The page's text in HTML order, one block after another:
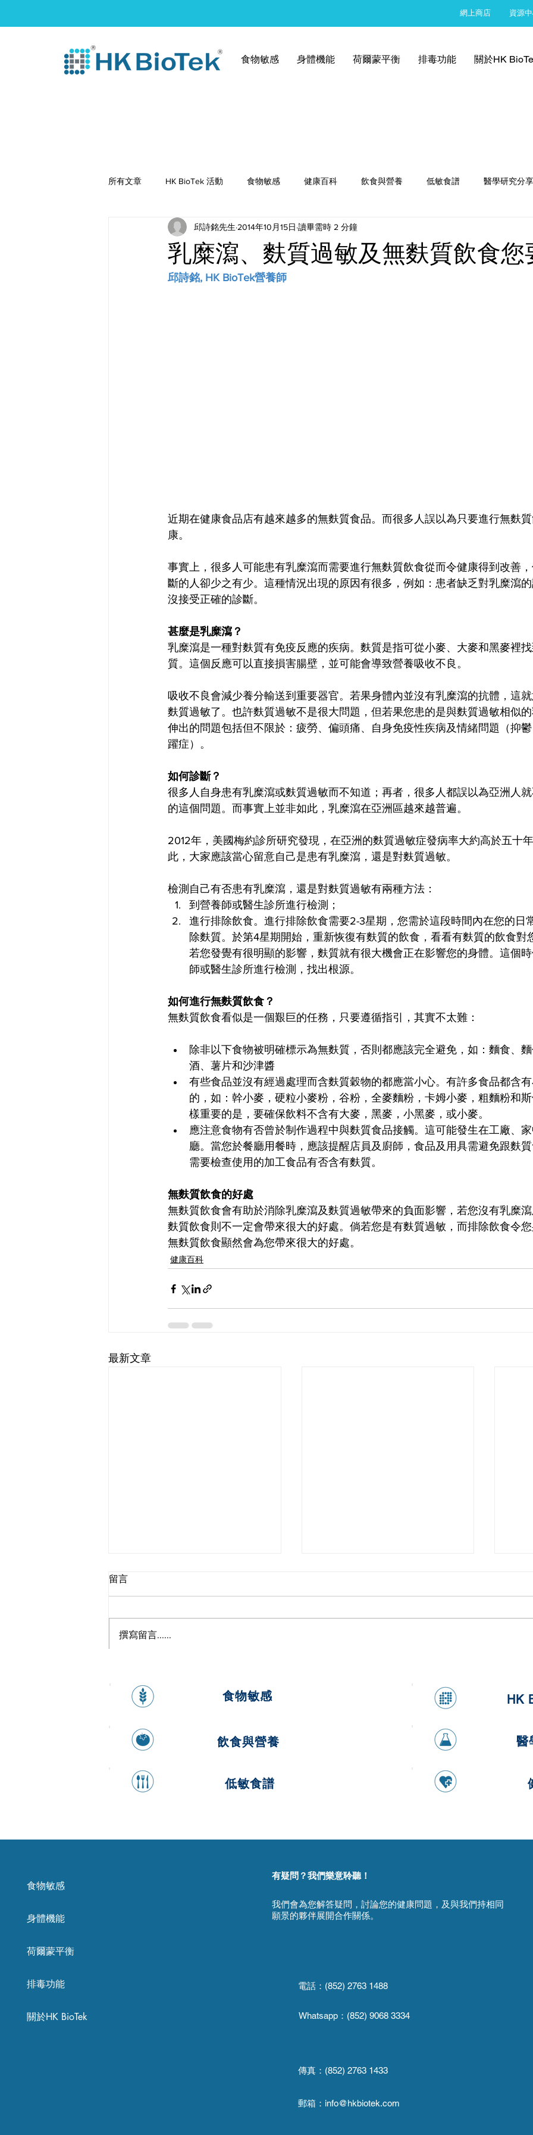
網上商店 資源
食物敏感 身體機能 荷爾蒙平衡 排毒功能 關於HK
所有文章 HK BioTek 活動 食物敏感 健康百科 飲食與營養 低敏食譜 醫學研究分享
乳糜瀉、麩質過敏及無麩質飲食您
邱詩銘先生 2014年10月15日 讀畢需時 2 分鐘
邱詩銘, HK BioTek營養師
近期在健康食品店有越來越多的無麩質食品。而很多人誤以為只要進行無麩
康。
事實上，很多人可能患有乳糜瀉而需要進行無麩質飲食從而令健康得到改善
斷的人卻少之有少。這種情況出現的原因有很多，例如：患者缺乏對乳糜瀉
沒接受正確的診斷。
甚麼是乳糜瀉？
乳糜瀉是一種對麩質有免疫反應的疾病。麩質是指可從小麥、大麥和黑麥裡
質。這個反應可以直接損害腸壁，並可能會導致營養吸收不良。
吸收不良會減少養分輸送到重要器官。若果身體內並沒有乳糜瀉的抗體，這
麩質過敏了。也許麩質過敏不是很大問題，但若果您患的是與麩質過敏相似
伸出的問題包括但不限於：疲勞、偏頭痛、自身免疫性疾病及情緒問題（抑
躍症）。
如何診斷？
很多人自身患有乳糜瀉或麩質過敏而不知道；再者，很多人都誤以為亞洲人
的這個問題。而事實上並非如此，乳糜瀉在亞洲區越來越普遍。
2012年，美國梅約診所研究發現，在亞洲的麩質過敏症發病率大約高於五十
此，大家應該當心留意自己是患有乳糜瀉，還是對麩質過敏。
檢測自己有否患有乳糜瀉，還是對麩質過敏有兩種方法：
到營養師或醫生診所進行檢測；
進行排除飲食。進行排除飲食需要2-3星期，您需於這段時間內在您的日
除麩質。於第4星期開始，重新恢復有麩質的飲食，看看有麩質的飲食對
若您發覺有很明顯的影響，麩質就有很大機會正在影響您的身體。這個
師或醫生診所進行檢測，找出根源。
如何進行無麩質飲食？
無麩質飲食看似是一個艱巨的任務，只要遵循指引，其實不太難：
除非以下食物被明確標示為無麩質，否則都應該完全避免，如：麵食、
酒、薯片和沙津醬
有些食品並沒有經過處理而含麩質穀物的都應當小心。有許多食品都含
的，如：幹小麥，硬粒小麥粉，谷粉，全麥麵粉，卡姆小麥，粗麵粉和
樣重要的是，要確保飲料不含有大麥，黑麥，小黑麥，或小麥。
應注意食物有否曾於制作過程中與麩質食品接觸。這可能發生在工廠、
廳。當您於餐廳用餐時，應該提醒店員及廚師，食品及用具需避免跟麩
需要檢查使用的加工食品有否含有麩質。
無麩質飲食的好處
無麩質飲食會有助於消除乳糜瀉及麩質過敏帶來的負面影響，若您沒有乳糜
麩質飲食則不一定會帶來很大的好處。倘若您是有麩質過敏，而排除飲食令
無麩質飲食顯然會為您帶來很大的好處。
健康百科
最新文章
留言
撰寫留言......
食物敏感
飲食與營養
低敏食譜
HK
醫
食物敏感
身體機能
荷爾蒙平衡
排毒功能
關於HK BioTek
有疑問？我們樂意聆聽！
我們會為您解答疑問，討論您的健康問題，及與我們持相同
願景的夥伴展開合作關係。
電話：(852) 2763 1488
Whatsapp： (852) 9068 3334
傳真： (852) 2763 1433
郵箱： info@hkbiotek.com